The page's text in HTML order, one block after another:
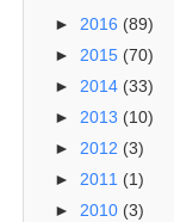
► 2016 (89)
► 2015 (70)
► 2014 (33)
► 2013 (10)
► 2012 (3)
► 2011 (1)
► 2010 (3)